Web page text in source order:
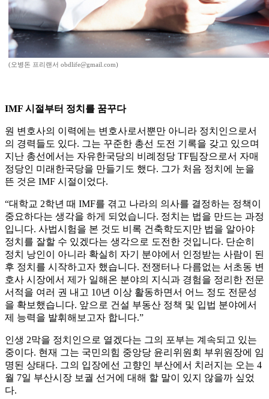
(오병돈 프리랜서 obdlife@gmail.com)
IMF 시절부터 정치를 꿈꾸다
원 변호사의 이력에는 변호사로서뿐만 아니라 정치인으로서
의 경력들도 있다. 그는 꾸준한 총선 도전 기록을 갖고 있으며
지난 총선에서는 자유한국당의 비례정당 TF팀장으로서 자매
정당인 미래한국당을 만들기도 했다. 그가 처음 정치에 눈을
뜬 것은 IMF 시절이었다.
“대학교 2학년 때 IMF를 겪고 나라의 의사를 결정하는 정책이
중요하다는 생각을 하게 되었습니다. 정치는 법을 만드는 과정
입니다. 사법시험을 본 것도 비록 건축학도지만 법을 알아야
정치를 잘할 수 있겠다는 생각으로 도전한 것입니다. 단순히
정치 낭인이 아니라 확실히 자기 분야에서 인정받는 사람이 된
후 정치를 시작하고자 했습니다. 전쟁터나 다름없는 서초동 변
호사 시장에서 제가 일해온 분야의 지식과 경험을 정리한 전문
서적을 여러 권 내고 10년 이상 활동하면서 어느 정도 전문성
을 확보했습니다. 앞으로 건설 부동산 정책 및 입법 분야에서
제 능력을 발휘해보고자 합니다.”
인생 2막을 정치인으로 열겠다는 그의 포부는 계속되고 있는
중이다. 현재 그는 국민의힘 중앙당 윤리위원회 부위원장에 임
명된 상태다. 그의 입장에선 고향인 부산에서 치러지는 오는 4
월 7일 부산시장 보궐 선거에 대해 할 말이 있지 않을까 싶었
다.